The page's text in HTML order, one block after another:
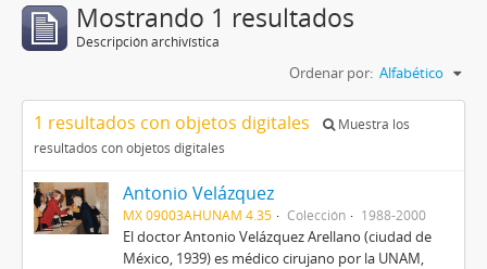
Mostrando 1 resultados
Descripción archivística
Ordenar por: Alfabético
1 resultados con objetos digitales
Muestra los
resultados con objetos digitales
Antonio Velázquez
MX 09003AHUNAM 4.35 Colección 1988-2000
El doctor Antonio Velázquez Arellano (ciudad de
México, 1939) es médico cirujano por la UNAM,